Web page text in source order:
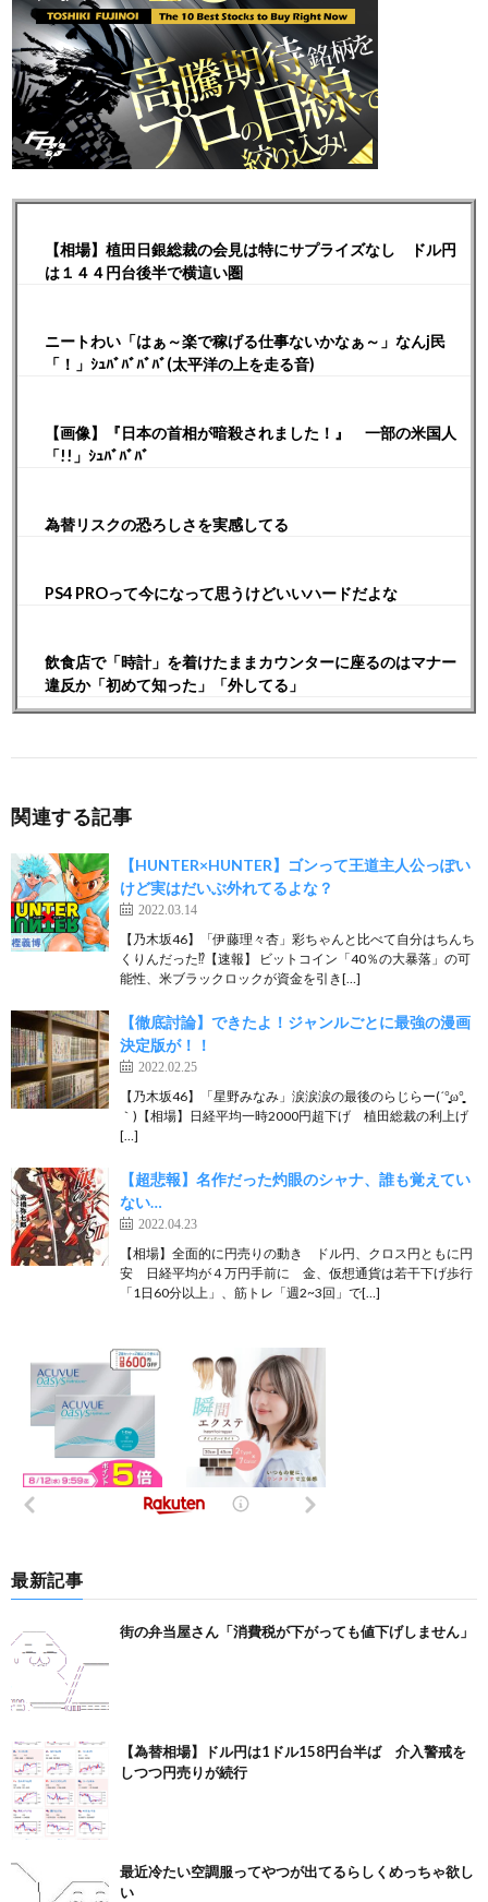
【相場】植田日銀総裁の会見は特にサプライズなし ドル円
は１４４円台後半で横這い圏
ニートわい「はぁ～楽で稼げる仕事ないかなぁ～」なんj民
「！」ｼｭﾊﾞﾊﾞﾊﾞﾊﾞ(太平洋の上を走る音)
【画像】『日本の首相が暗殺されました！』 一部の米国人
「!!」ｼｭﾊﾞﾊﾞﾊﾞ
為替リスクの恐ろしさを実感してる
PS4 PROって今になって思うけどいいハードだよな
飲食店で「時計」を着けたままカウンターに座るのはマナー
違反か「初めて知った」「外してる」
関連する記事
【HUNTER×HUNTER】ゴンって王道主人公っぽい
けど実はだいぶ外れてるよな？
2022.03.14
【乃木坂46】「伊藤理々杏」彩ちゃんと比べて自分はちんち
くりんだった⁉︎【速報】 ビットコイン「40％の大暴落」の可
能性、米ブラックロックが資金を引き[…]
【徹底討論】できたよ！ジャンルごとに最強の漫画
決定版が！！
2022.02.25
【乃木坂46】「星野みなみ」涙涙涙の最後のらじらー(´°̥̥̥̥̥̥̥̥ω°̥̥̥̥̥̥̥̥
｀)【相場】日経平均一時2000円超下げ 植田総裁の利上げ
[…]
【超悲報】名作だった灼眼のシャナ、誰も覚えてい
ない…
2022.04.23
【相場】全面的に円売りの動き ドル円、クロス円ともに円
安 日経平均が４万円手前に 金、仮想通貨は若干下げ歩行
「1日60分以上」、筋トレ「週2~3回」で[…]
最新記事
街の弁当屋さん「消費税が下がっても値下げしません」
【為替相場】ドル円は1ドル158円台半ば 介入警戒を
しつつ円売りが続行
最近冷たい空調服ってやつが出てるらしくめっちゃ欲し
い